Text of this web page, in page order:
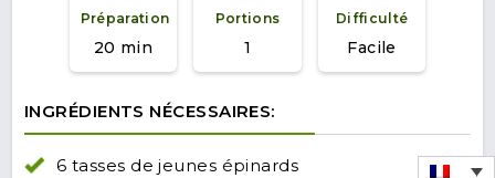
Préparation
20 min
Portions
1
Difficulté
Facile
INGRÉDIENTS NÉCESSAIRES:
6 tasses de jeunes épinards